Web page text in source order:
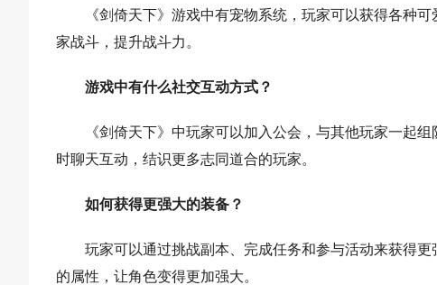
《剑倚天下》游戏中有宠物系统，玩家可以获得各种
家战斗，提升战斗力。
游戏中有什么社交互动方式？
《剑倚天下》中玩家可以加入公会，与其他玩家一起
时聊天互动，结识更多志同道合的玩家。
如何获得更强大的装备？
玩家可以通过挑战副本、完成任务和参与活动来获得
的属性，让角色变得更加强大。